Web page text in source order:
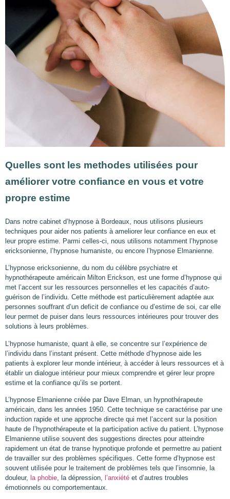
Quelles sont les methodes utilisées pour
améliorer votre confiance en vous et votre
propre estime
Dans notre cabinet d’hypnose à Bordeaux, nous utilisons plusieurs
techniques pour aider nos patients à ameliorer leur confiance en eux et
leur propre estime. Parmi celles-ci, nous utilisons notamment l’hypnose
ericksonienne, l’hypnose humaniste, ou encore l’hypnose Elmanienne.
L’hypnose ericksonienne, du nom du célèbre psychiatre et
hypnothérapeute américain Milton Erickson, est une forme d’hypnose qui
met l’accent sur les ressources personnelles et les capacités d’auto-
guérison de l’individu. Cette méthode est particulièrement adaptée aux
personnes souffrant d’un deficit de confiance ou d’estime de soi, car elle
leur permet de puiser dans leurs ressources intérieures pour trouver des
solutions à leurs problèmes.
L’hypnose humaniste, quant à elle, se concentre sur l’expérience de
l’individu dans l’instant présent. Cette méthode d’hypnose aide les
patients à explorer leur monde intérieur, à accéder à leurs ressources et à
établir un dialogue intérieur pour mieux comprendre et gérer leur propre
estime et la confiance qu’ils se portent.
L’hypnose Elmanienne créée par Dave Elman, un hypnothérapeute
américain, dans les années 1950. Cette technique se caractérise par une
induction rapide et une approche directe qui met l’accent sur la position
haute de l’hypnothérapeute et la participation active du patient. L’hypnose
Elmanienne utilise souvent des suggestions directes pour atteindre
rapidement un état de transe hypnotique profonde et permettre au patient
de travailler sur des problèmes spécifiques. Cette forme d’hypnose est
souvent utilisée pour le traitement de problèmes tels que l’insomnie, la
douleur, la phobie, la dépression, l’anxiété et d’autres troubles
émotionnels ou comportementaux.